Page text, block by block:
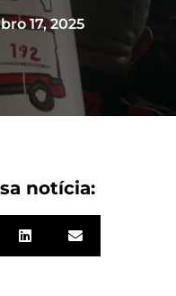
17, 2025
notícia: